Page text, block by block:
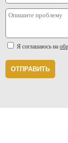
Я соглашаюсь на
ОТПРАВИТЬ